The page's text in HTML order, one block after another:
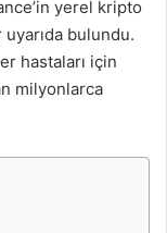
yerel kripto
bulundu.
hastaları için
milyonlarca